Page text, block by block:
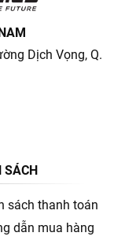
Dịch Vọng, Q.
SÁCH
sách thanh toán
dẫn mua hàng